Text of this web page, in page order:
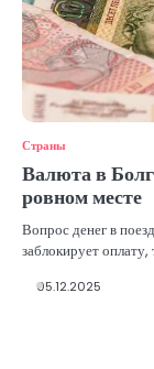
Страны
Валюта в
ровном месте
Вопрос денег в
заблокирует
05.12.2025